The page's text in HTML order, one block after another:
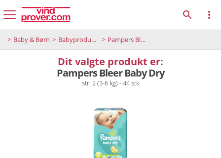
Baby & Børn Babyprodukter Pampers Bleer Baby Dry
Dit valgte produkt er:
Pampers Bleer Baby Dry
str. 2 (3-6 kg) - 44 stk